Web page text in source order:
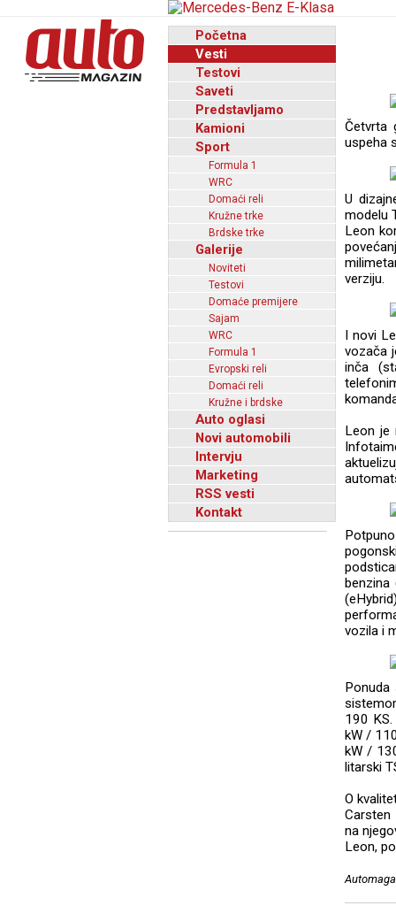
Početna
Vesti
Testovi
Saveti
Predstavljamo
Kamioni
Sport
Formula 1
WRC
Domaći reli
Kružne trke
Brdske trke
Galerije
Noviteti
Testovi
Domaće premijere
Sajam
WRC
Formula 1
Evropski reli
Domaći reli
Kružne i brdske
Auto oglasi
Novi automobili
Intervju
Marketing
RSS vesti
Kontakt
Četvrta
uspeha
U
modelu
Leon
verziju.
I novi
vozača
inča
Leon je
benzina
vozila i
190
kW /
kW /
litarski
O
Carsten
na
Leon,